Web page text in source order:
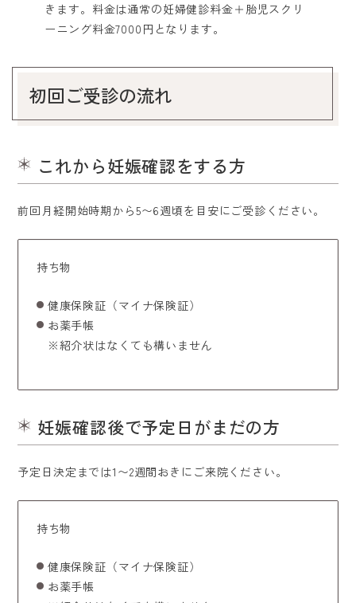
きます。料金は通常の妊婦健診料金＋胎児スクリ
ーニング料金7000円となります。
初回ご受診の流れ
これから妊娠確認をする方
前回月経開始時期から5〜6週頃を目安にご受診ください。
持ち物
健康保険証（マイナ保険証）
お薬手帳
※紹介状はなくても構いません
妊娠確認後で予定日がまだの方
予定日決定までは1〜2週間おきにご来院ください。
持ち物
健康保険証（マイナ保険証）
お薬手帳
診療案内
料金表
よくある質問